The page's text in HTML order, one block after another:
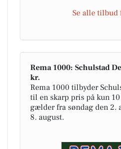
Se alle tilbud
Rema 1000: Schulstad
kr.
Rema 1000 tilbyder
til en skarp pris på kun
gælder fra søndag den 2.
8. august.